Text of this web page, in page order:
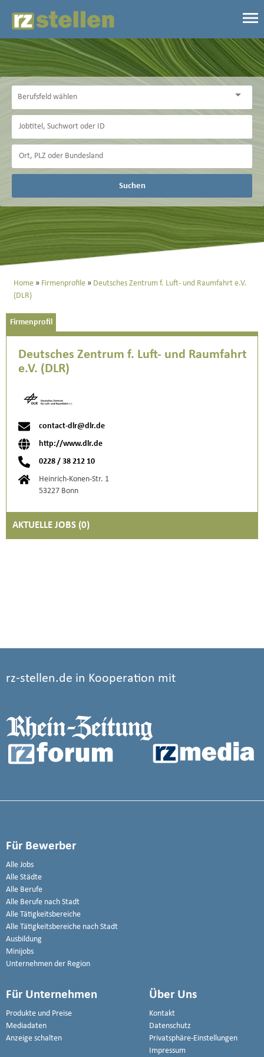
Suchen
Home Firmenprofile
Deutsches Zentrum f. Luft- und Raumfahrt e.V.
(DLR)
Firmenprofil
Deutsches Zentrum f. Luft- und Raumfahrt
e.V. (DLR)
contact-dlr@dlr.de
http://www.dlr.de
0228 / 38 212 10
Heinrich-Konen-Str. 1
53227 Bonn
AKTUELLE JOBS (0)
rz-stellen.de in Kooperation mit
Für Bewerber
Alle Jobs
Alle Städte
Alle Berufe
Alle Berufe nach Stadt
Alle Tätigkeitsbereiche
Alle Tätigkeitsbereiche nach Stadt
Ausbildung
Minijobs
Unternehmen der Region
Für Unternehmen
Produkte und Preise
Mediadaten
Anzeige schalten
Über Uns
Kontakt
Datenschutz
Privatsphäre-Einstellungen
Impressum